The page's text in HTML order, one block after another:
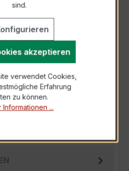
PDF exportieren
EWSK 31.5 100/5A
hochpräziser
sind.
akzeptieren
verwendet Cookies,
Erfahrung
zu können.
Informationen ...